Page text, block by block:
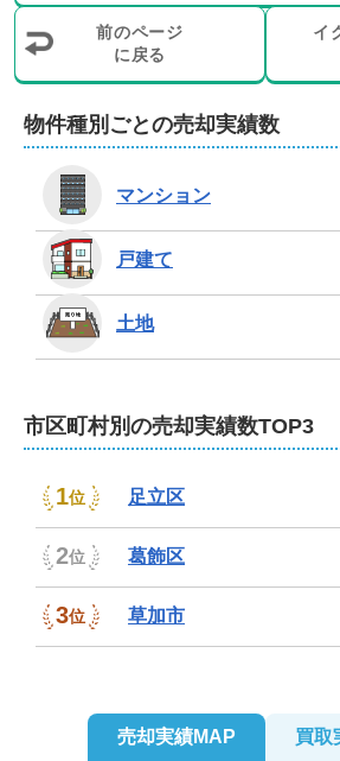
前のページ
に戻る
イ
サービスもござますので、必要に応
ます。
ミ屋敷を買取した実績もございます
不動産売却は、株式会社クラ
ください！
弊社は、弁護士や税理士、司法書士
建築士といった各種士業とも連携し
離婚による売却、任意売却など複雑
また、住み替えや空き家の売却も弊
明とスピーディーな連絡、行動のも
密厳守を徹底しております。駅まで
物件種別ごとの売却実績数
マンション
戸建て
土地
市区町村別の売却実績数TOP3
1位 足立区
2位 葛飾区
3位 草加市
売却実績MAP 買取